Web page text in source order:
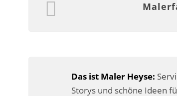
Das ist Maler Heyse:
Storys und schöne Ideen